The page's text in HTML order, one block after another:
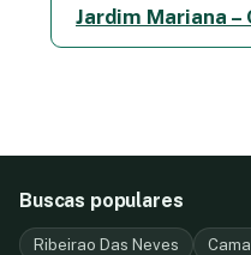
Jardim Mariana –
Buscas populares
Ribeirao Das Neves